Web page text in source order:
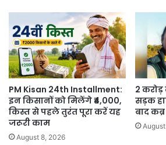
PM Kisan 24th Installment:
इन किसानों को मिलेंगे ₹4,000,
किस्त से पहले तुरंत पूरा करें यह
जरूरी काम
August 8, 2026
2
सड़क
बाद